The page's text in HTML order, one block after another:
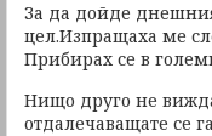
За да дойде
цел.Изпращаха ме
Прибирах се в
Нищо друго не
отдалечаващате се